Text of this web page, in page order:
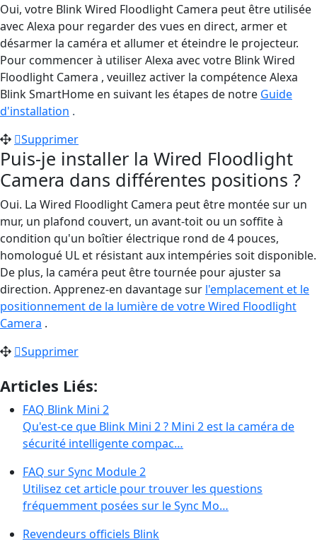
Oui, votre Blink Wired Floodlight Camera peut être utilisée
avec Alexa pour regarder des vues en direct, armer et
désarmer la caméra et allumer et éteindre le projecteur.
Pour commencer à utiliser Alexa avec votre Blink Wired
Floodlight Camera , veuillez activer la compétence Alexa
Blink SmartHome en suivant les étapes de notre Guide
d'installation .
Supprimer
Puis-je installer la Wired Floodlight
Camera dans différentes positions ?
Oui. La Wired Floodlight Camera peut être montée sur un
mur, un plafond couvert, un avant-toit ou un soffite à
condition qu'un boîtier électrique rond de 4 pouces,
homologué UL et résistant aux intempéries soit disponible.
De plus, la caméra peut être tournée pour ajuster sa
direction. Apprenez-en davantage sur l'emplacement et le
positionnement de la lumière de votre Wired Floodlight
Camera .
Supprimer
Articles Liés:
FAQ Blink Mini 2
Qu'est-ce que Blink Mini 2 ? Mini 2 est la caméra de
sécurité intelligente compac…
FAQ sur Sync Module 2
Utilisez cet article pour trouver les questions
fréquemment posées sur le Sync Mo…
Revendeurs officiels Blink